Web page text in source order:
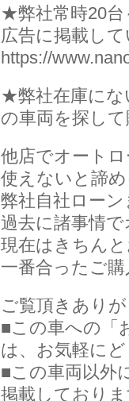
★弊社常時20台
広告に掲載し
https://
★弊社在庫にな
の車両を探し
他店でオート
使えないと諦
弊社自社ロー
過去に諸事情
現在はきちん
一番合ったご
ご覧頂きあり
■この車への「
は、お気軽に
■この車両以外
掲載しており